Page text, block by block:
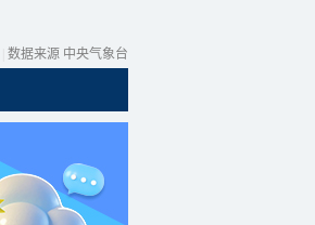
数据来源 中央气象台